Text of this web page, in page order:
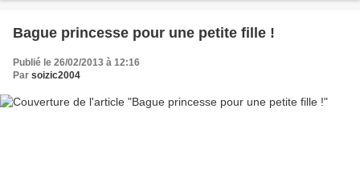
Bague princesse pour une petite fille !
Publié le 26/02/2013 à 12:16
Par soizic2004